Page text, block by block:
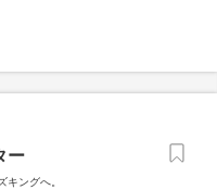
ー
キングへ。‎